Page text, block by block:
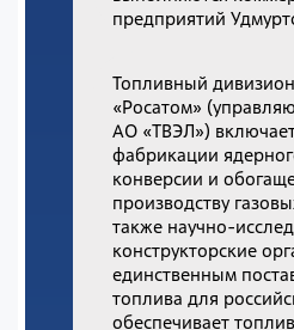
предприятий
Топливный
«Росатом»
АО «ТВЭЛ»)
фабрикации
конверсии и
производству
также научно-
конструкторские
единственным
топлива для
обеспечивает